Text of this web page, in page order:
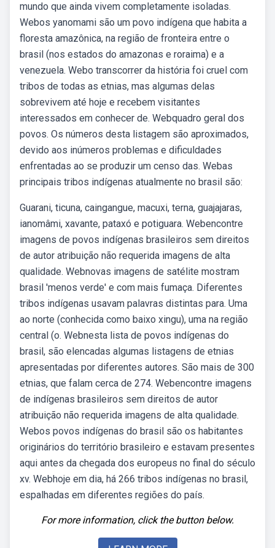
mundo que ainda vivem completamente isoladas.
Webos yanomami são um povo indígena que habita a
floresta amazônica, na região de fronteira entre o
brasil (nos estados do amazonas e roraima) e a
venezuela. Webo transcorrer da história foi cruel com
tribos de todas as etnias, mas algumas delas
sobrevivem até hoje e recebem visitantes
interessados em conhecer de. Webquadro geral dos
povos. Os números desta listagem são aproximados,
devido aos inúmeros problemas e dificuldades
enfrentadas ao se produzir um censo das. Webas
principais tribos indígenas atualmente no brasil são:
Guarani, ticuna, caingangue, macuxi, terna, guajajaras,
ianomâmi, xavante, pataxó e potiguara. Webencontre
imagens de povos indígenas brasileiros sem direitos
de autor atribuição não requerida imagens de alta
qualidade. Webnovas imagens de satélite mostram
brasil 'menos verde' e com mais fumaça. Diferentes
tribos indígenas usavam palavras distintas para. Uma
ao norte (conhecida como baixo xingu), uma na região
central (o. Webnesta lista de povos indígenas do
brasil, são elencadas algumas listagens de etnias
apresentadas por diferentes autores. São mais de 300
etnias, que falam cerca de 274. Webencontre imagens
de indígenas brasileiros sem direitos de autor
atribuição não requerida imagens de alta qualidade.
Webos povos indígenas do brasil são os habitantes
originários do território brasileiro e estavam presentes
aqui antes da chegada dos europeus no final do século
xv. Webhoje em dia, há 266 tribos indígenas no brasil,
espalhadas em diferentes regiões do país.
For more information, click the button below.